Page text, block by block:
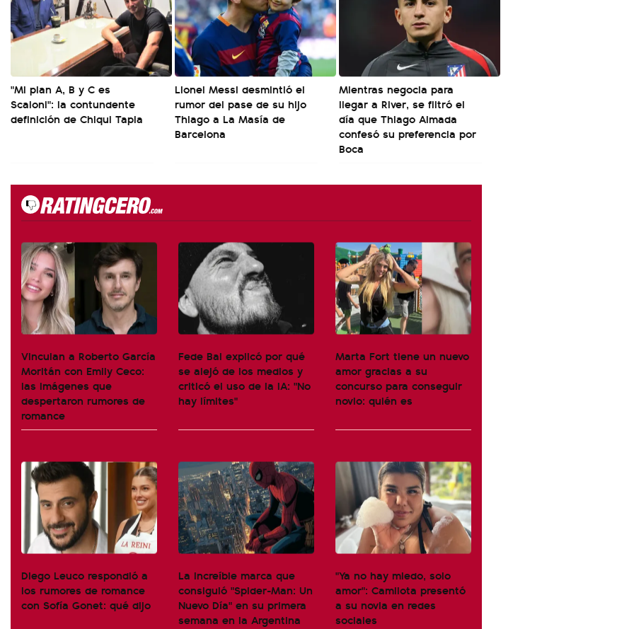
"Mi plan A, B y C es
Scaloni": la contundente
definición de Chiqui Tapia
Lionel Messi desmintió el
rumor del pase de su hijo
Thiago a La Masía de
Barcelona
Mientras negocia para
llegar a River, se filtró el
día que Thiago Almada
confesó su preferencia por
Boca
Vinculan a Roberto García
Moritán con Emily Ceco:
las imágenes que
despertaron rumores de
romance
Fede Bal explicó por qué
se alejó de los medios y
criticó el uso de la IA: "No
hay límites"
Marta Fort tiene un nuevo
amor gracias a su
concurso para conseguir
novio: quién es
Diego Leuco respondió a
los rumores de romance
con Sofía Gonet: qué dijo
La increíble marca que
consiguió "Spider-Man: Un
Nuevo Día" en su primera
semana en la Argentina
"Ya no hay miedo, solo
amor": Camilota presentó
a su novia en redes
sociales